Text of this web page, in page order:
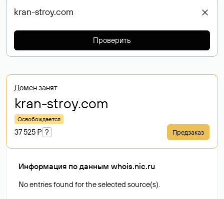
Проверить
Домен занят
kran-stroy.com
Освобождается
37 525 ₽ ? Предзаказ
Информация по данным whois.nic.ru
No entries found for the selected source(s).